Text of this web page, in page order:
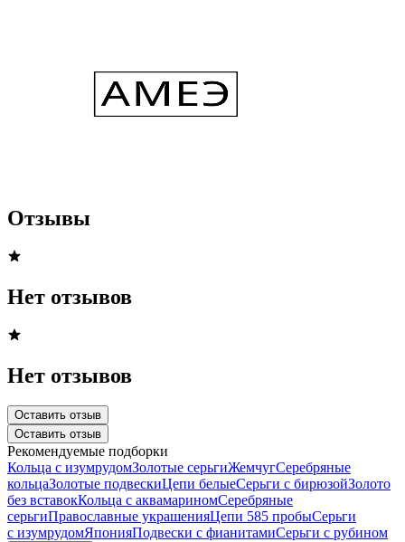
Отзывы
Нет отзывов
Нет отзывов
Оставить отзыв
Оставить отзыв
Рекомендуемые подборки
Кольца с изумрудомЗолотые серьгиЖемчугСеребряные
кольцаЗолотые подвескиЦепи белыеСерьги с бирюзойЗолото
без вставокКольца с аквамариномСеребряные
серьгиПравославные украшенияЦепи 585 пробыСерьги
с изумрудомЯпонияПодвески с фианитамиСерьги с рубином